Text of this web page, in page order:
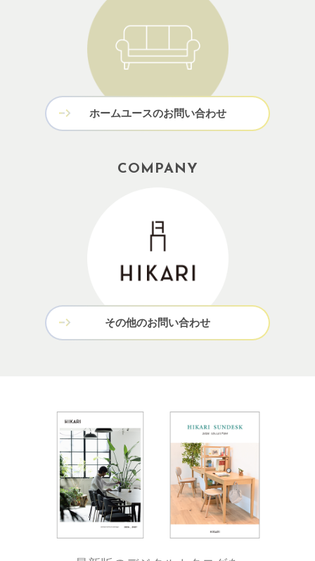
ホームユースのお問い合わせ
COMPANY
その他のお問い合わせ